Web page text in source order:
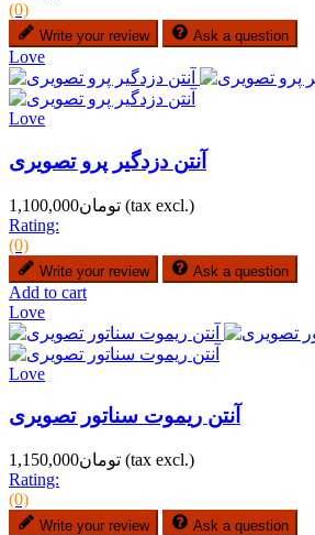
(0)
Write your review Ask a question
Love
Love
آنتن دزدگیر پرو تصویری
تومان1,100,000 (tax excl.)
Rating:
(0)
Write your review Ask a question
Add to cart
Love
Love
آنتن ریموت سناتور تصویری
تومان1,150,000 (tax excl.)
Rating:
(0)
Write your review Ask a question